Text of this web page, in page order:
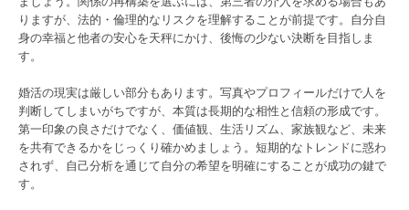
りますが、法的・倫理的なリスクを理解することが前提です。自分自
身の幸福と他者の安心を天秤にかけ、後悔の少ない決断を目指しま
す。
婚活の現実は厳しい部分もあります。写真やプロフィールだけで人を
判断してしまいがちですが、本質は長期的な相性と信頼の形成です。
第一印象の良さだけでなく、価値観、生活リズム、家族観など、未来
を共有できるかをじっくり確かめましょう。短期的なトレンドに惑わ
されず、自己分析を通じて自分の希望を明確にすることが成功の鍵で
す。